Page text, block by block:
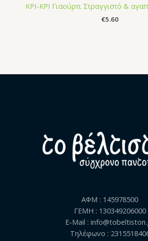
ΚΡΙ-ΚΡΙ Γιαούρτι Στραγγιστό &
€5.60
ΑΦΜ : 145978500
ΓΕΜΗ : 130349206000
E-Mail :
Τηλέφωνο :